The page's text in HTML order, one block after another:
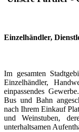
Einzelhändler,
Im gesamten
Einzelhändler,
einpassendes
Bus und Bahn
nach Ihrem Einkauf
und Weinstuben,
unterhaltsamen